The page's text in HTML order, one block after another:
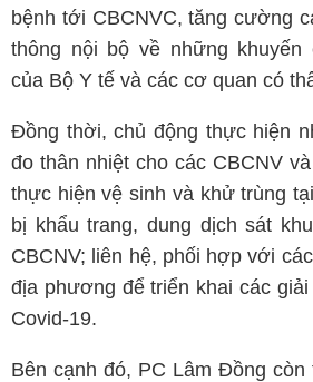
bệnh tới CBCNVC, tăng cường
thông nội bộ về những
của Bộ Y tế và các cơ quan có
Đồng thời, chủ động thực hiện
đo thân nhiệt cho các CBCNV
thực hiện vệ sinh và khử trùng
bị khẩu trang, dung dịch sát
CBCNV; liên hệ, phối hợp với
địa phương để triển khai các
Covid-19.
Bên cạnh đó, PC Lâm Đồng còn